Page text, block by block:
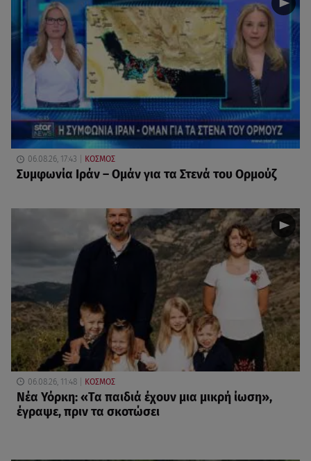
06.08.26, 17:43 ΚΟΣΜΟΣ
Συμφωνία Ιράν – Ομάν για τα Στενά του Ορμούζ
06.08.26, 11:48 ΚΟΣΜΟΣ
Νέα Υόρκη: «Τα παιδιά έχουν μια μικρή ίωση»,
έγραψε, πριν τα σκοτώσει